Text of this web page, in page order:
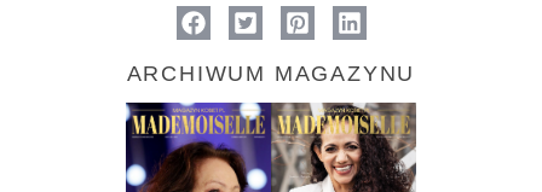
ARCHIWUM MAGAZYNU